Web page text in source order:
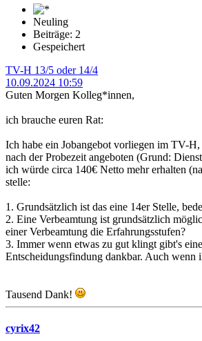
Neuling
Beiträge: 2
Gespeichert
TV-H 13/5 oder 14/4
10.09.2024 10:59
Guten Morgen Kolleg*innen,
ich brauche euren Rat:
Ich habe ein Jobangebot vorliegen im TV-
nach der Probezeit angeboten (Grund:
ich würde circa 140€ Netto mehr erhalten
stelle:
1. Grundsätzlich ist das eine 14er Stelle,
2. Eine Verbeamtung ist grundsätzlich
einer Verbeamtung die Erfahrungsstufen?
3. Immer wenn etwas zu gut klingt gibt's
Entscheidungsfindung dankbar. Auch wenn
Tausend Dank!
cyrix42